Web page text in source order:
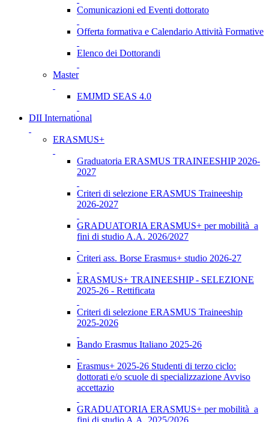
Comunicazioni ed Eventi dottorato
Offerta formativa e Calendario Attività Formative
Elenco dei Dottorandi
Master
EMJMD SEAS 4.0
DII International
ERASMUS+
Graduatoria ERASMUS TRAINEESHIP 2026-
2027
Criteri di selezione ERASMUS Traineeship
2026-2027
GRADUATORIA ERASMUS+ per mobilità a
fini di studio A.A. 2026/2027
Criteri ass. Borse Erasmus+ studio 2026-27
ERASMUS+ TRAINEESHIP - SELEZIONE
2025-26 - Rettificata
Criteri di selezione ERASMUS Traineeship
2025-2026
Bando Erasmus Italiano 2025-26
Erasmus+ 2025-26 Studenti di terzo ciclo:
dottorati e/o scuole di specializzazione Avviso
accettazio
GRADUATORIA ERASMUS+ per mobilità a
fini di studio A.A. 2025/2026